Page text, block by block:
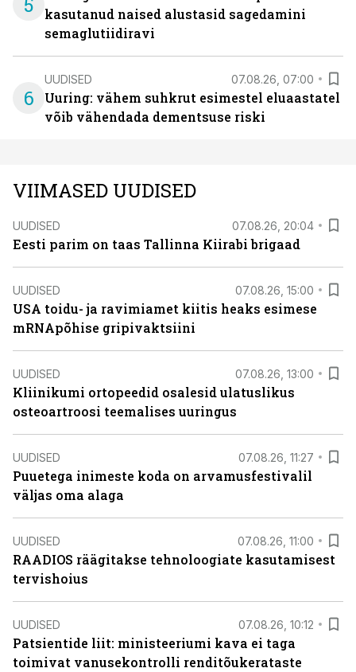
kasutanud naised alustasid sagedamini
semaglutiidiravi
6
UUDISED 07.08.26, 07:00
Uuring: vähem suhkrut esimestel eluaastatel
võib vähendada dementsuse riski
VIIMASED UUDISED
UUDISED 07.08.26, 20:04
Eesti parim on taas Tallinna Kiirabi brigaad
UUDISED 07.08.26, 15:00
USA toidu- ja ravimiamet kiitis heaks esimese
mRNApõhise gripivaktsiini
UUDISED 07.08.26, 13:00
Kliinikumi ortopeedid osalesid ulatuslikus
osteoartroosi teemalises uuringus
UUDISED 07.08.26, 11:27
Puuetega inimeste koda on arvamusfestivalil
väljas oma alaga
UUDISED 07.08.26, 11:00
RAADIOS räägitakse tehnoloogiate kasutamisest
tervishoius
UUDISED 07.08.26, 10:12
Patsientide liit: ministeeriumi kava ei taga
toimivat vanusekontrolli renditõukerataste